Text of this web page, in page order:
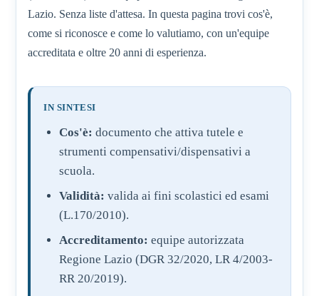
Lazio. Senza liste d'attesa. In questa pagina trovi cos'è,
come si riconosce e come lo valutiamo, con un'equipe
accreditata e oltre 20 anni di esperienza.
IN SINTESI
Cos'è: documento che attiva tutele e
strumenti compensativi/dispensativi a
scuola.
Validità: valida ai fini scolastici ed esami
(L.170/2010).
Accreditamento: equipe autorizzata
Regione Lazio (DGR 32/2020, LR 4/2003-
RR 20/2019).